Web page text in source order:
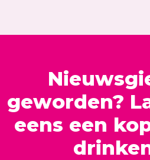
geworden?
eens een